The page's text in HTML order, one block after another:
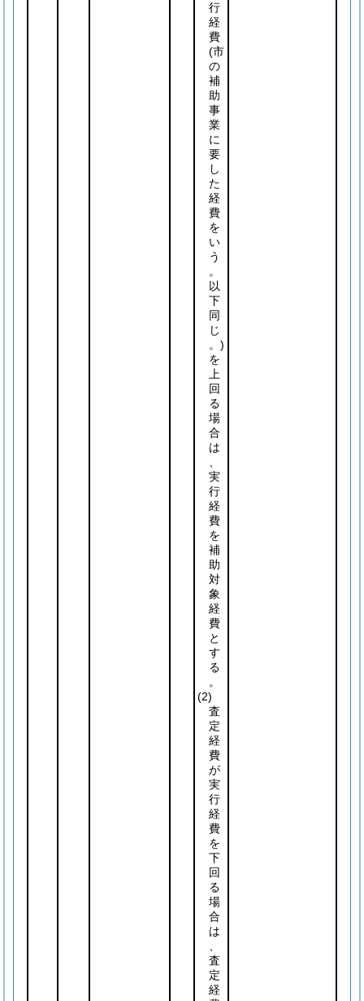
行
経
費
(市
の
補
助
事
業
に
要
し
た
経
費
を
い
う
。
以
下
同
じ
。)
を
上
回
る
場
合
は
実
行
経
費
を
補
助
対
象
経
費
と
す
る
。
(2)
査
定
経
費
が
実
行
経
費
を
下
回
る
場
合
は
査
定
経